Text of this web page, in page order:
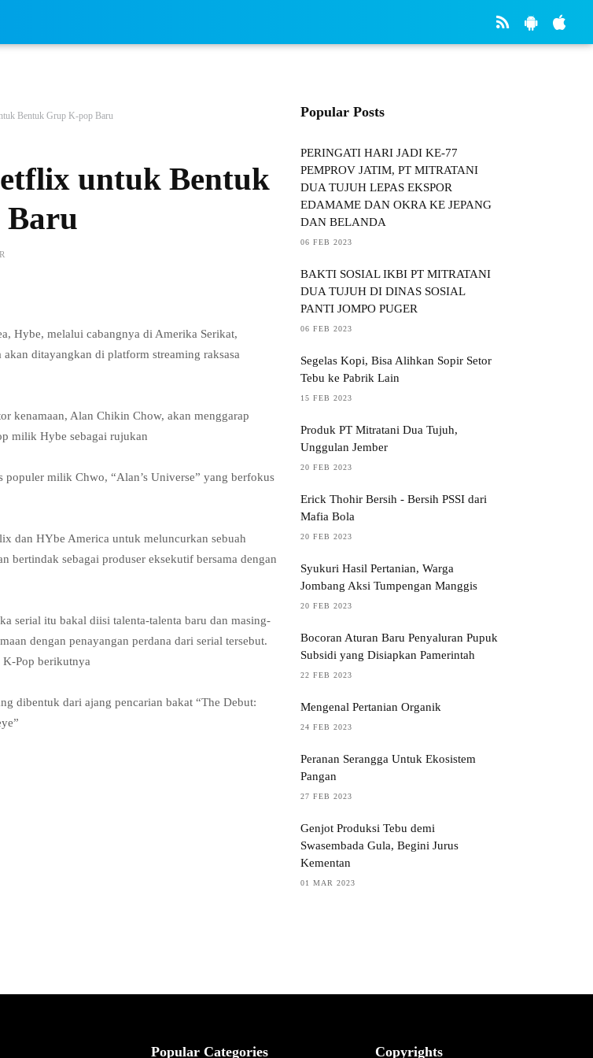
Bentuk Grup K-pop Baru
untuk Bentuk
Hybe, melalui cabangnya di Amerika Serikat,
ditayangkan di platform streaming raksasa
kenamaan, Alan Chikin Chow, akan menggarap
milik Hybe sebagai rujukan
milik Chwo, “Alan’s Universe” yang berfokus
dan HYbe America untuk meluncurkan sebuah
bertindak sebagai produser eksekutif bersama dengan
serial itu bakal diisi talenta-talenta baru dan masing-
dengan penayangan perdana dari serial tersebut.
K-Pop berikutnya
dibentuk dari ajang pencarian bakat “The Debut:
Popular Posts
PERINGATI HARI JADI KE-77
PEMPROV JATIM, PT MITRATANI
DUA TUJUH LEPAS EKSPOR
EDAMAME DAN OKRA KE JEPANG
DAN BELANDA
06 FEB 2023
BAKTI SOSIAL IKBI PT MITRATANI
DUA TUJUH DI DINAS SOSIAL
PANTI JOMPO PUGER
06 FEB 2023
Segelas Kopi, Bisa Alihkan Sopir Setor
Tebu ke Pabrik Lain
15 FEB 2023
Produk PT Mitratani Dua Tujuh,
Unggulan Jember
20 FEB 2023
Erick Thohir Bersih - Bersih PSSI dari
Mafia Bola
20 FEB 2023
Syukuri Hasil Pertanian, Warga
Jombang Aksi Tumpengan Manggis
20 FEB 2023
Bocoran Aturan Baru Penyaluran Pupuk
Subsidi yang Disiapkan Pamerintah
22 FEB 2023
Mengenal Pertanian Organik
24 FEB 2023
Peranan Serangga Untuk Ekosistem
Pangan
27 FEB 2023
Genjot Produksi Tebu demi
Swasembada Gula, Begini Jurus
Kementan
01 MAR 2023
Popular Categories Copyrights